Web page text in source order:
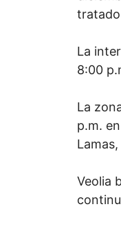
tratado
La
8:00
La
p.m.
Veolia